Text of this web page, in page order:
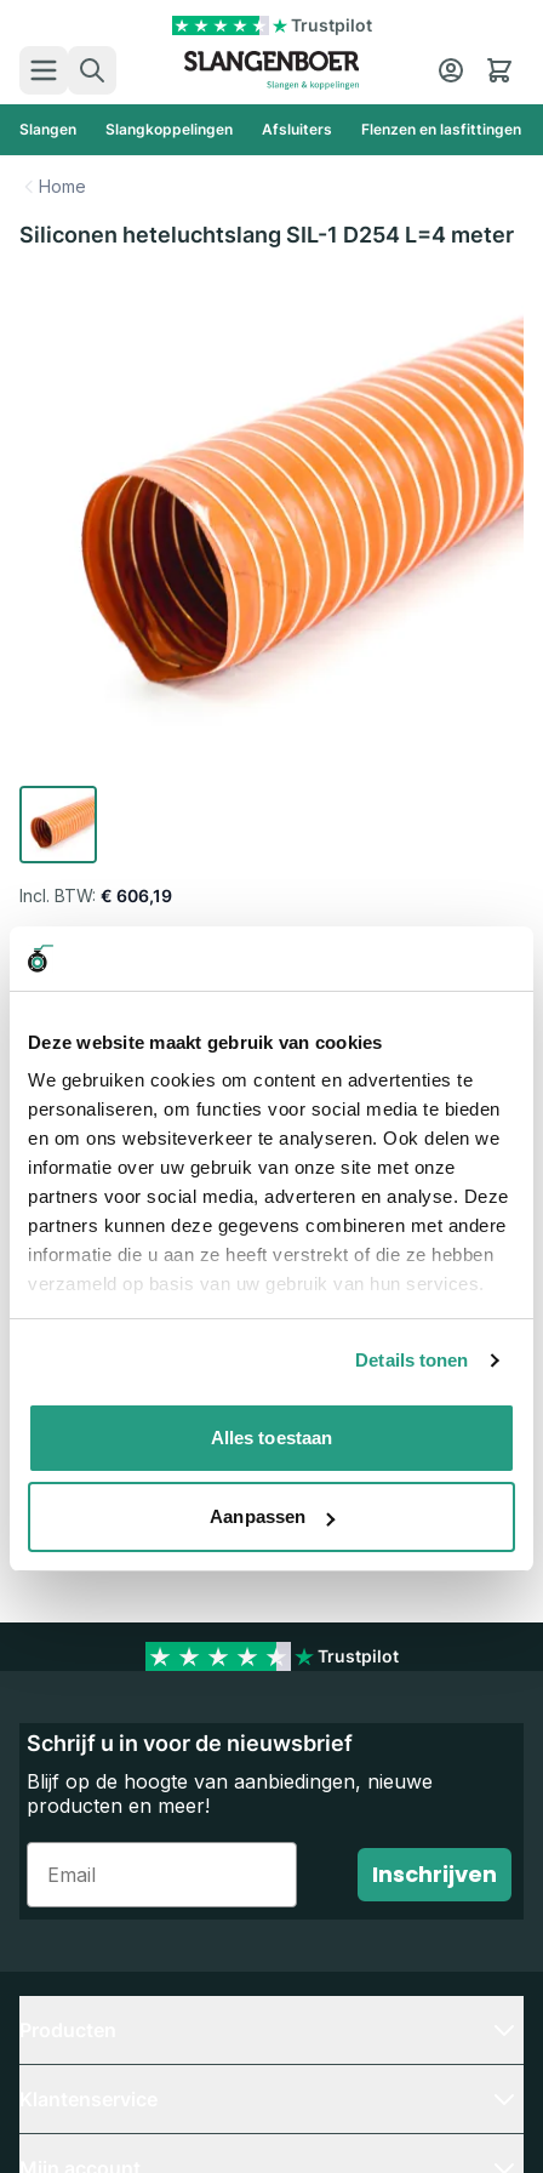
Deze website maakt gebruik van cookies
We gebruiken cookies om content en advertenties te
personaliseren, om functies voor social media te bieden
en om ons websiteverkeer te analyseren. Ook delen we
informatie over uw gebruik van onze site met onze
partners voor social media, adverteren en analyse. Deze
partners kunnen deze gegevens combineren met andere
informatie die u aan ze heeft verstrekt of die ze hebben
verzameld op basis van uw gebruik van hun services.
Details tonen
Alles toestaan
Aanpassen
Trustpilot
Zoek
Cart
Slangen Slangkoppelingen Afsluiters Flenzen en lasfittingen
Home
Siliconen heteluchtslang SIL-1 D254 L=4 meter
€ 606,19
Levertijd wordt berekend...
15.000 producten uit voorraad
Hoge klantbeoordelingen: 9/10
Snelle levering
Snel naar
Meer informatie
Meer informatie
Binnendiameter 254mm
Vragen? Neem dan nu contact op
We zijn beschikbaar van ma t/m vr van 08:00 tot 17:00 uur.
Trustpilot
Schrijf u in voor de nieuwsbrief
Blijf op de hoogte van aanbiedingen, nieuwe
producten en meer!
Email
Inschrijven